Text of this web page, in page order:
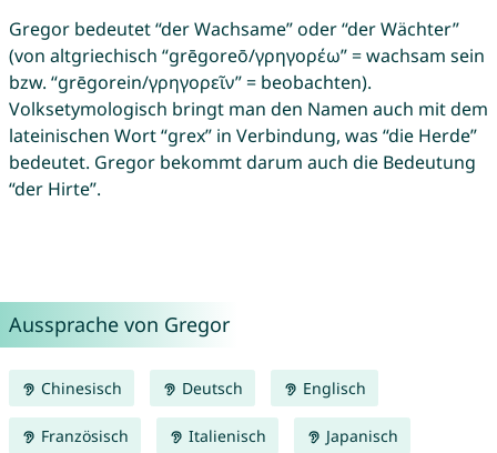
Gregor bedeutet “der Wachsame” oder “der Wächter”
(von altgriechisch “grēgoreō/γρηγορέω” = wachsam sein
bzw. “grēgorein/γρηγoρεῖν” = beobachten).
Volksetymologisch bringt man den Namen auch mit dem
lateinischen Wort “grex” in Verbindung, was “die Herde”
bedeutet. Gregor bekommt darum auch die Bedeutung
“der Hirte”.
Aussprache von Gregor
Chinesisch Deutsch Englisch
Französisch Italienisch Japanisch